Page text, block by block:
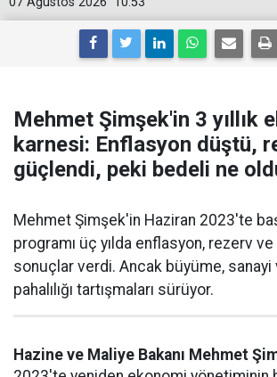
Mehmet Şimşek'in 3 yıllık
karnesi: Enflasyon düştü,
güçlendi, peki bedeli ne
Mehmet Şimşek'in Haziran 2023'te
programı üç yılda enflasyon, rezerv
sonuçlar verdi. Ancak büyüme, sanayi
pahalılığı tartışmaları sürüyor.
Hazine ve Maliye Bakanı Mehmet